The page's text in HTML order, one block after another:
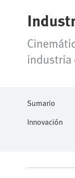
industria
Sumario
Innovación